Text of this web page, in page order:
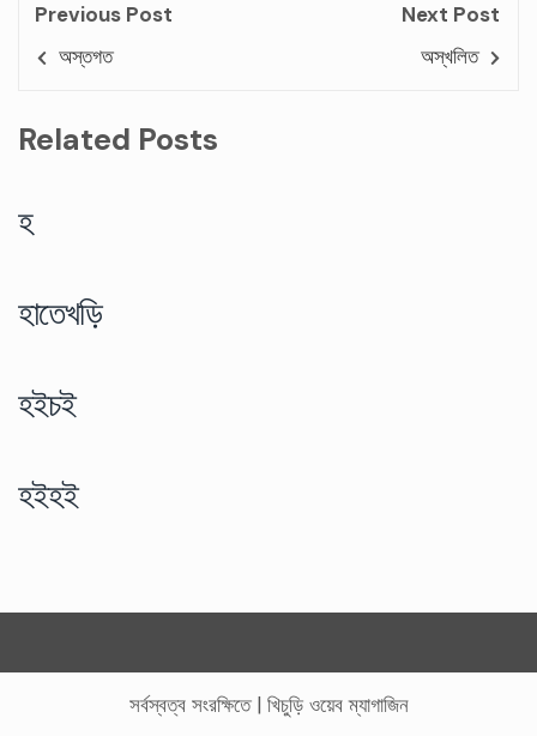
Previous Post
অস্তগত
Next Post
অস্খলিত
Related Posts
হ
হাতেখড়ি
হইচই
হইহই
সর্বস্বত্ব সংরক্ষিতে | খিচুড়ি ওয়েব ম্যাগাজিন